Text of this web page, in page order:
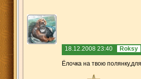
18.12.2008 23:40 Roksy
Ёлочка на твою